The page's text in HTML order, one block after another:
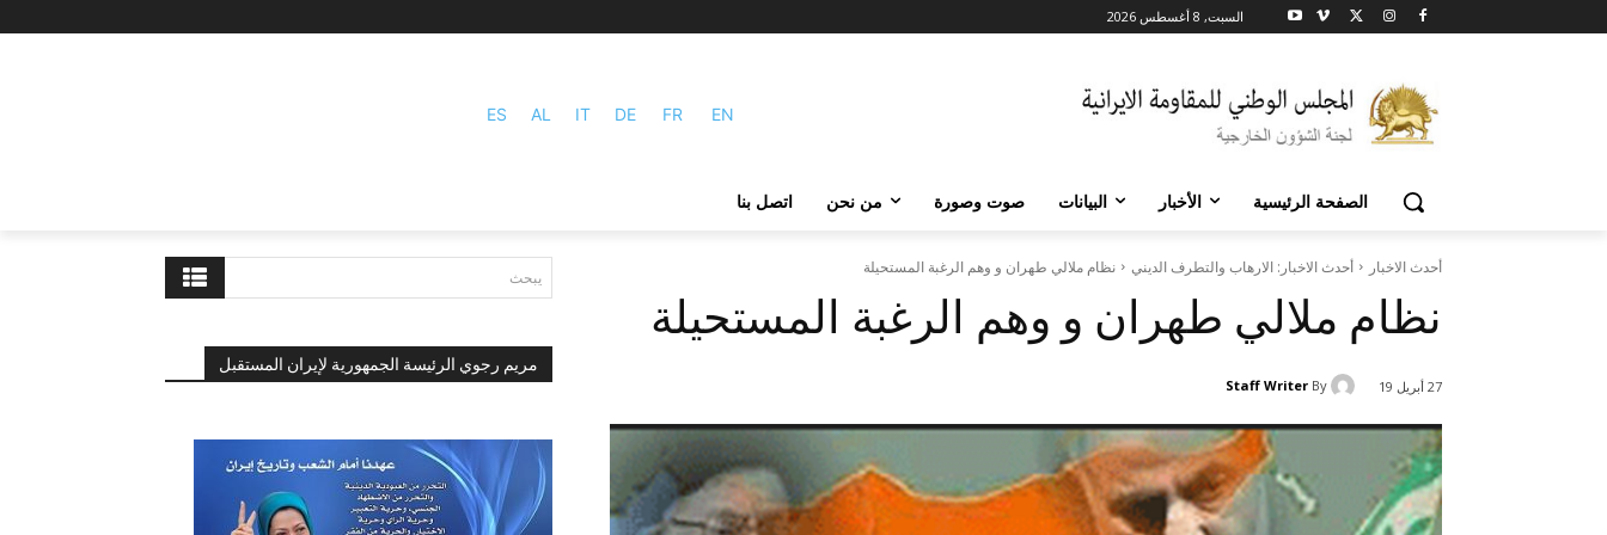
السبت, 8 أغسطس 2026
ES AL IT DE FR EN
الصفحة الرئيسية الأخبار البيانات صوت وصورة من نحن اتصل بنا
يبحث
مريم رجوي الرئيسة الجمهورية لإيران المستقبل
أحدث الاخبار أحدث الاخبار: الارهاب والتطرف الديني نظام ملالي طهران و وهم الرغبة المستحيلة
نظام ملالي طهران و وهم الرغبة المستحيلة
27 أبريل 19 By
Staff Writer